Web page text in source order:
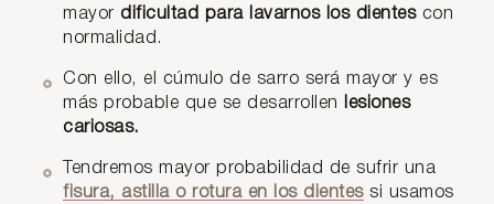
mayor dificultad para lavarnos los dientes con
normalidad.
Con ello, el cúmulo de sarro será mayor y es
más probable que se desarrollen
lesiones
cariosas.
Tendremos mayor probabilidad de sufrir una
fisura, astilla o rotura en los dientessi usamos